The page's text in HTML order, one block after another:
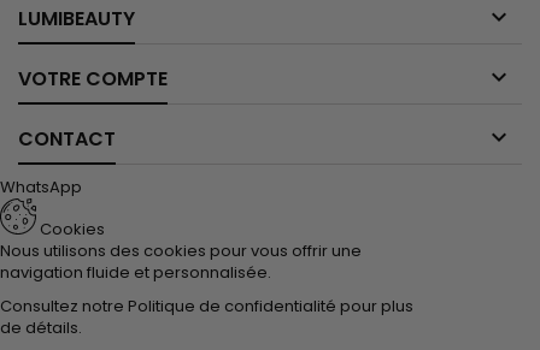
LUMIBEAUTY 
VOTRE COMPTE 
CONTACT 
WhatsApp
Cookies
Nous utilisons des cookies pour vous offrir une
navigation fluide et personnalisée.
Consultez notre Politique de confidentialité pour plus
de détails.